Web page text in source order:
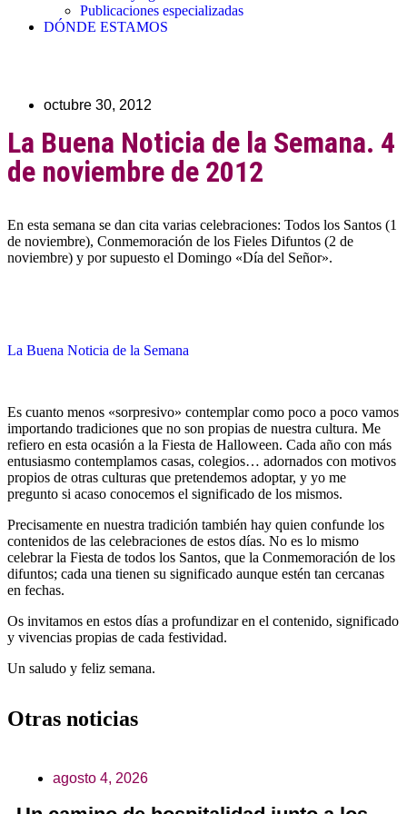
Publicaciones especializadas
DÓNDE ESTAMOS
octubre 30, 2012
La Buena Noticia de la Semana. 4
de noviembre de 2012
En esta semana se dan cita varias celebraciones: Todos los Santos (1
de noviembre), Conmemoración de los Fieles Difuntos (2 de
noviembre) y por supuesto el Domingo «Día del Señor».
La Buena Noticia de la Semana
Es cuanto menos «sorpresivo» contemplar como poco a poco vamos
importando tradiciones que no son propias de nuestra cultura. Me
refiero en esta ocasión a la Fiesta de Halloween. Cada año con más
entusiasmo contemplamos casas, colegios… adornados con motivos
propios de otras culturas que pretendemos adoptar, y yo me
pregunto si acaso conocemos el significado de los mismos.
Precisamente en nuestra tradición también hay quien confunde los
contenidos de las celebraciones de estos días. No es lo mismo
celebrar la Fiesta de todos los Santos, que la Conmemoración de los
difuntos; cada una tienen su significado aunque estén tan cercanas
en fechas.
Os invitamos en estos días a profundizar en el contenido, significado
y vivencias propias de cada festividad.
Un saludo y feliz semana.
Otras noticias
agosto 4, 2026